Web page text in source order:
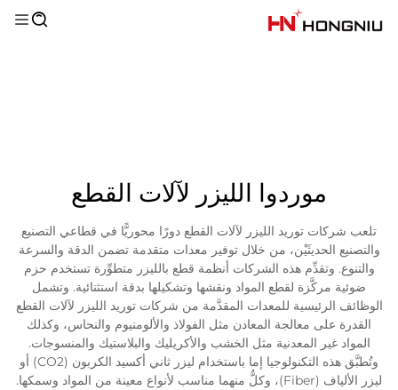
موردوا الليزر لآلات القطع
تلعب شركات توريد الليزر لآلات القطع دورًا محوريًّا في قطاعي التصنيع
والتصنيع الحديثَيْن، من خلال توفير معدات متقدمة تضمن الدقة والسرعة
والتنوع. وتقدِّم هذه الشركات أنظمة قطع بالليزر متطوِّرة تستخدم حزم
ضوئية مركَّزة لقطع المواد ونقشها وتشكيلها بدقة استثنائية. وتشمل
الوظائف الرئيسية للمعدات المقدَّمة من شركات توريد الليزر لآلات القطع
القدرة على معالجة المعادن مثل الفولاذ والألومنيوم والنحاس، وكذلك
المواد غير المعدنية مثل الخشب والأكريليك والبلاستيك والمنسوجات.
وتُطبَّق هذه التكنولوجيا إما باستخدام ليزر ثاني أكسيد الكربون (CO2) أو
ليزر الألياف (Fiber)، وكلٌّ منهما مناسب لأنواع معينة من المواد وسمكها.